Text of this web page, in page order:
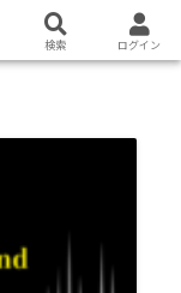
検索 ログイン